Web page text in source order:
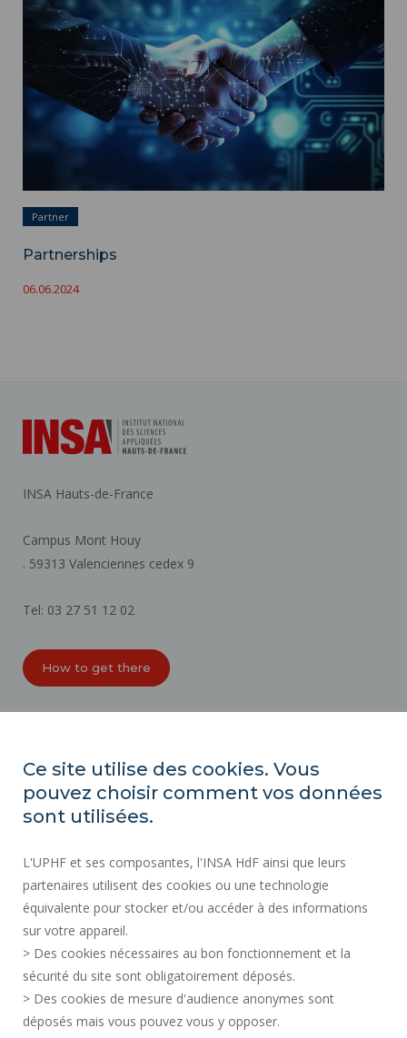
Partner
Partnerships
06.06.2024
INSA Hauts-de-France
Campus Mont Houy
. 59313 Valenciennes cedex 9
Tel: 03 27 51 12 02
How to get there
PROFESSIONAL EQUALITY INDEX
SITE MAP
PERSONAL DATA
PUBLIC PROCUREMENT
LEGAL INFORMATION
RECRUITMENTS
CREDITS
PRESS AREA
SOCIAL MAP
Ce site utilise des cookies. Vous
pouvez choisir comment vos données
sont utilisées.
L'UPHF et ses composantes, l'INSA HdF ainsi que leurs
partenaires utilisent des cookies ou une technologie
équivalente pour stocker et/ou accéder à des informations
sur votre appareil.
> Des cookies nécessaires au bon fonctionnement et la
sécurité du site sont obligatoirement déposés.
> Des cookies de mesure d'audience anonymes sont
déposés mais vous pouvez vous y opposer.